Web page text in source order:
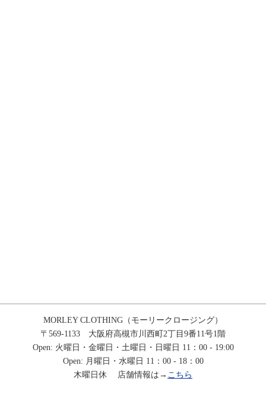
MORLEY CLOTHING（モーリークロージング）
〒569-1133 大阪府高槻市川西町2丁目9番11号1階
Open: 火曜日・金曜日・土曜日・日曜日 11：00 - 19:00
Open: 月曜日・水曜日 11：00 - 18：00
木曜日休 店舗情報は→ こちら